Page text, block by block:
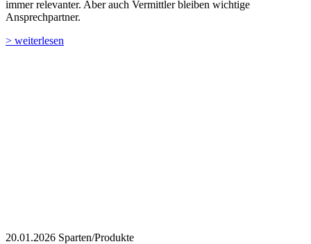
immer relevanter. Aber auch Vermittler bleiben wichtige
Ansprechpartner.
> weiterlesen
20.01.2026 Sparten/Produkte